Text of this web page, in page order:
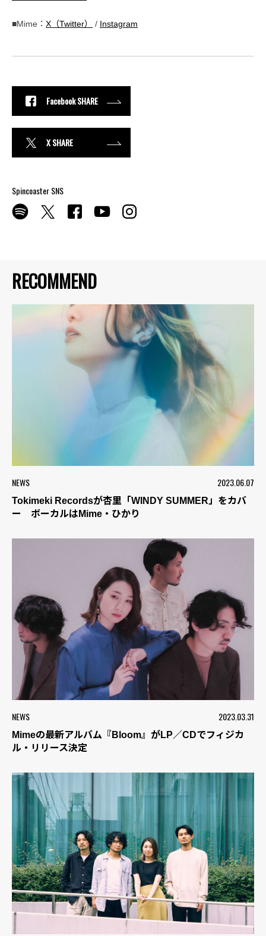
RECOMMEND
NEWS 2023.06.07
Tokimeki Recordsが杏里「WINDY SUMMER」をカバ
ー ボーカルはMime・ひかり
NEWS 2023.03.31
Mimeの最新アルバム『Bloom』がLP／CDでフィジカ
ル・リリース決定
■Mime： X（Twitter） / Instagram
Facebook SHARE
X SHARE
Spincoaster SNS